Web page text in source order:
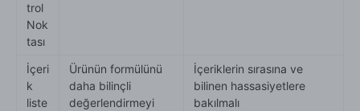
trol
Nok
tası
İçeri
k
liste
Ürünün formülünü
daha bilinçli
değerlendirmeyi
İçeriklerin sırasına ve
bilinen hassasiyetlere
bakılmalı